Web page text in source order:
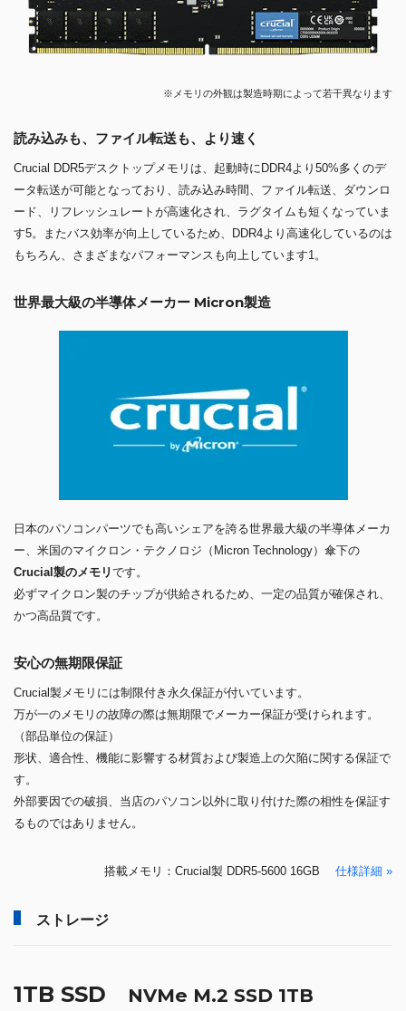
※メモリの外観は製造時期によって若干異なります
読み込みも、ファイル転送も、より速く
Crucial DDR5デスクトップメモリは、起動時にDDR4より50%多くのデ
ータ転送が可能となっており、読み込み時間、ファイル転送、ダウンロ
ード、リフレッシュレートが高速化され、ラグタイムも短くなっていま
す5。またバス効率が向上しているため、DDR4より高速化しているのは
もちろん、さまざまなパフォーマンスも向上しています1。
世界最大級の半導体メーカー Micron製造
日本のパソコンパーツでも高いシェアを誇る世界最大級の半導体メーカ
ー、米国のマイクロン・テクノロジ（Micron Technology）傘下の
Crucial製のメモリです。
必ずマイクロン製のチップが供給されるため、一定の品質が確保され、
かつ高品質です。
安心の無期限保証
Crucial製メモリには制限付き永久保証が付いています。
万が一のメモリの故障の際は無期限でメーカー保証が受けられます。
（部品単位の保証）
形状、適合性、機能に影響する材質および製造上の欠陥に関する保証で
す。
外部要因での破損、当店のパソコン以外に取り付けた際の相性を保証す
るものではありません。
搭載メモリ：Crucial製 DDR5-5600 16GB 仕様詳細 »
ストレージ
1TB SSD NVMe M.2 SSD 1TB